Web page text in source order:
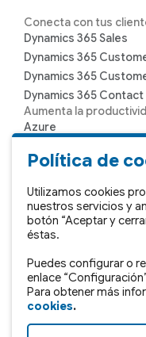
Conecta con tus
Dynamics 365 Sales
Dynamics 365
Dynamics 365
Dynamics 365
Aumenta la
Azure
Microsoft Teams
Sharepoint
Toma de decisiones
Power BI
Soluciones propias
SII del IVA
Política de
Utilizamos cookies
nuestros servicios y
botón “Aceptar y
éstas.
Puedes configurar o
enlace
Para obtener más
cookies.